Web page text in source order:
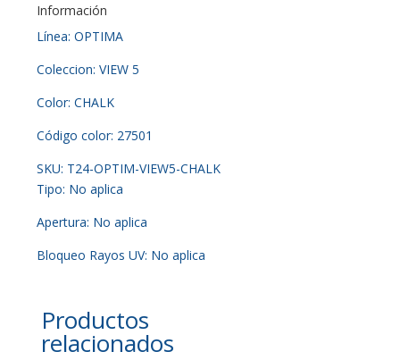
Información
Línea: OPTIMA
Coleccion: VIEW 5
Color: CHALK
Código color: 27501
SKU: T24-OPTIM-VIEW5-CHALK
Tipo: No aplica
Apertura: No aplica
Bloqueo Rayos UV: No aplica
Productos
relacionados